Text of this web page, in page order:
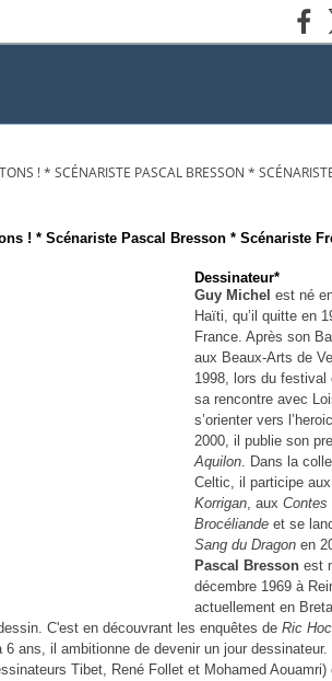
! * SCÉNARISTE PASCAL BRESSON *
! * Scénariste Pascal Bresson * Scénariste
Dessinateur*
Guy Michel est né
Haïti, qu’il quitte en
France. Après son
aux Beaux-Arts de
1998, lors du festival
sa rencontre avec
s’orienter vers
2000, il publie son
Aquilon. Dans la
Celtic, il participe aux
Korrigan, aux Contes
Brocéliande et se
Sang du Dragon en
Pascal Bresson est
décembre 1969 à
actuellement en
C'est en découvrant les enquêtes de Ric
ans, il ambitionne de devenir un jour dessinateur.
Tibet, René Follet et Mohamed Aouamri)